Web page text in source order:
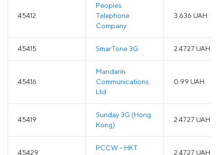
45412
Peoples
Telephone
Company
3.636 UAH
45415 SmarTone 3G 2.4727 UAH
45416
Mandarin
Communications
Ltd
0.99 UAH
45419
Sunday 3G (Hong
Kong)
2.4727 UAH
45429
PCCW - HKT
2.4727 UAH